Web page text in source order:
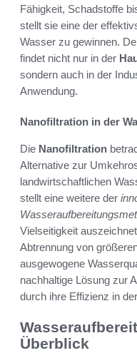
Fähigkeit, Schadstoffe
stellt sie eine der
Wasser zu gewinnen.
findet nicht nur in der
sondern auch in der
Anwendung.
Nanofiltration in der
Die Nanofiltration
Alternative zur
landwirtschaftlichen
stellt eine weitere der
Vielseitigkeit
Abtrennung von
ausgewogene
nachhaltige Lösung zur
durch ihre Effizienz in
Überblick